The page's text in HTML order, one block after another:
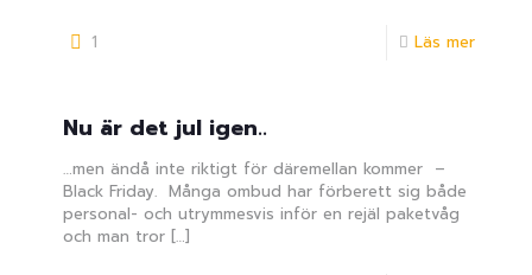
1 Läs mer
Nu är det jul igen..
…men ändå inte riktigt för däremellan kommer –
Black Friday. Många ombud har förberett sig både
personal- och utrymmesvis inför en rejäl paketvåg
och man tror […]